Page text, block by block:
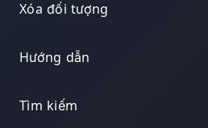
Xóa đối tượng
Hướng dẫn
Tìm kiếm